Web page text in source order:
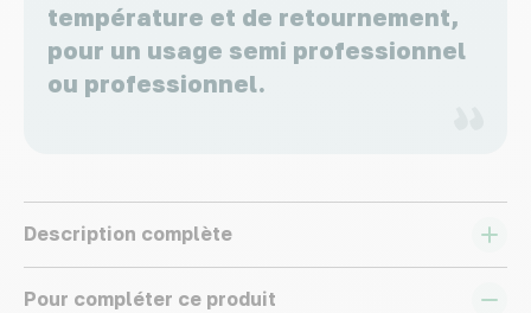
température et de retournement,
pour un usage semi professionnel
ou professionnel.
Description complète
Pour compléter ce produit